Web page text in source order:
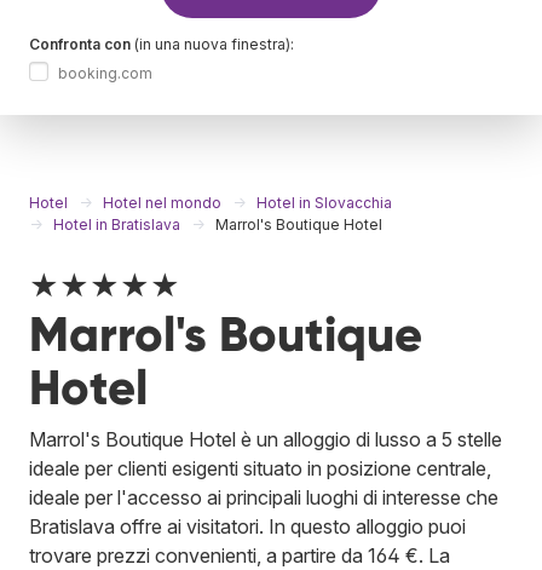
Confronta con (in una nuova finestra):
booking.com
Hotel Hotel nel mondo
Hotel in Slovacchia
Hotel in Bratislava
Marrol's Boutique Hotel
★★★★★
Marrol's Boutique
Hotel
Marrol's Boutique Hotel è un alloggio di lusso a 5 stelle
ideale per clienti esigenti situato in posizione centrale,
ideale per l'accesso ai principali luoghi di interesse che
Bratislava offre ai visitatori. In questo alloggio puoi
trovare prezzi convenienti, a partire da 164 €. La